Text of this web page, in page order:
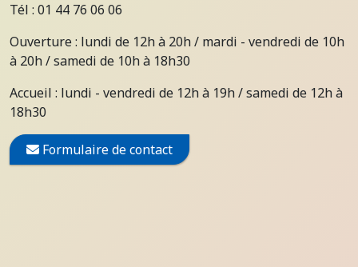
Tél : 01 44 76 06 06
Ouverture : lundi de 12h à 20h / mardi - vendredi de 10h
à 20h / samedi de 10h à 18h30
Accueil : lundi - vendredi de 12h à 19h / samedi de 12h à
18h30
Formulaire de contact